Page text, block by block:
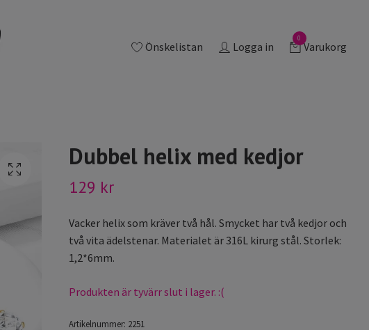
Önskelistan Logga in
0
Varukorg
Dubbel helix med kedjor
129 kr
Vacker helix som kräver två hål. Smycket har två kedjor och
två vita ädelstenar. Materialet är 316L kirurg stål. Storlek:
1,2*6mm.
Produkten är tyvärr slut i lager. :(
Artikelnummer: 2251